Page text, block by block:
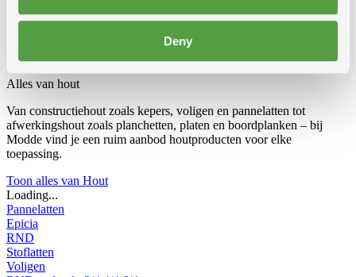
Deny
delig omvormbaarDubbele trapladdersEnkele trapladders
Werfradios
Alles van hout
Van constructiehout zoals kepers, voligen en pannelatten tot
afwerkingshout zoals planchetten, platen en boordplanken – bij
Modde vind je een ruim aanbod houtproducten voor elke
toepassing.
Toon alles van Hout
Loading...
Pannelatten
Epicia
RND
Stoflatten
Voligen